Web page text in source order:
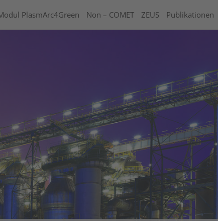
PlasmArc4Green Non – COMET ZEUS Publikationen